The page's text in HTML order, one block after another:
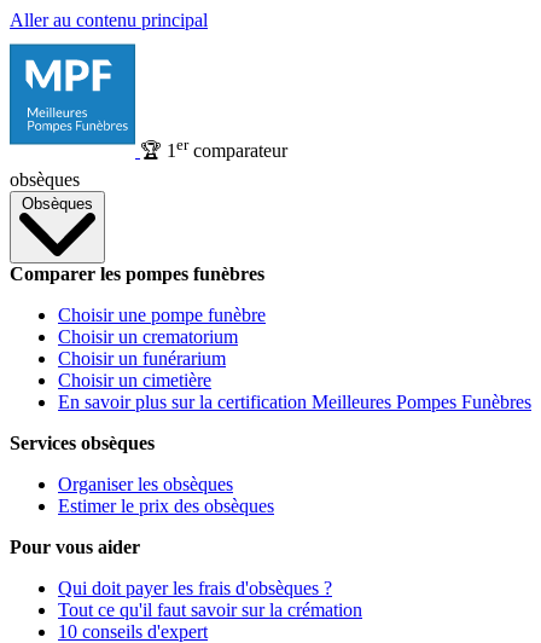
Aller au contenu principal
🏆 1 ercomparateur
obsèques
Obsèques
Comparer les pompes funèbres
Choisir une pompe funèbre
Choisir un crematorium
Choisir un funérarium
Choisir un cimetière
En savoir plus sur la certification Meilleures Pompes Funèbres
Services obsèques
Organiser les obsèques
Estimer le prix des obsèques
Pour vous aider
Qui doit payer les frais d'obsèques ?
Tout ce qu'il faut savoir sur la crémation
10 conseils d'expert